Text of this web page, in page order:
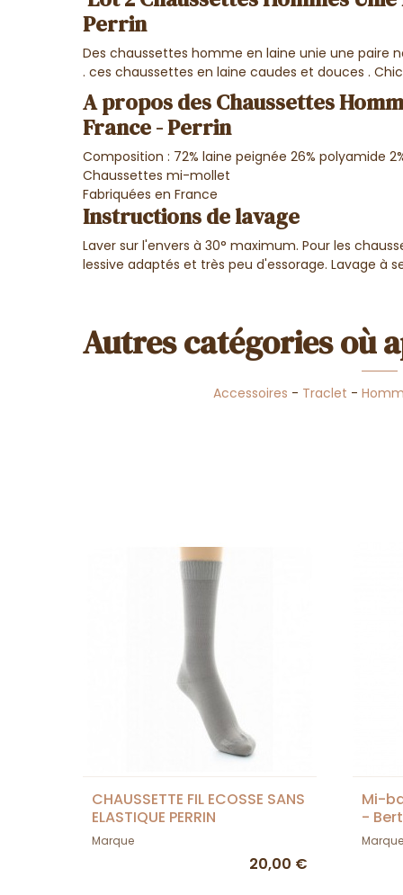
Perrin
Des chaussettes homme en laine unie une
. ces chaussettes en laine caudes et douces .
A propos des Chaussettes
France - Perrin
Composition : 72% laine peignée 26% polyamide
Chaussettes mi-mollet
Fabriquées en France
Instructions de lavage
Laver sur l'envers à 30° maximum. Pour les
lessive adaptés et très peu d'essorage. Lavage à
Autres catégories où
Accessoires - Traclet -
CHAUSSETTE FIL ECOSSE SANS
ELASTIQUE PERRIN
Marque
20,00 €
Mi-
-
Marque